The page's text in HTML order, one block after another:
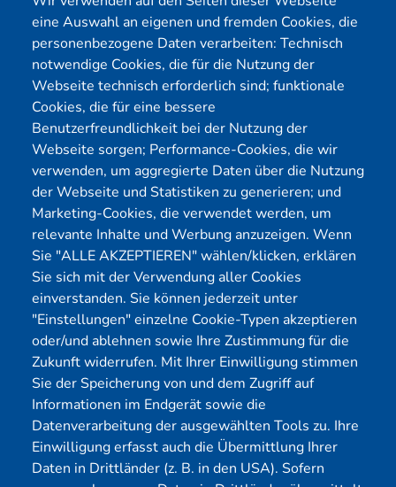
eine Auswahl an eigenen und fremden Cookies, die
personenbezogene Daten verarbeiten: Technisch
notwendige Cookies, die für die Nutzung der
Webseite technisch erforderlich sind; funktionale
Cookies, die für eine bessere
Benutzerfreundlichkeit bei der Nutzung der
Webseite sorgen; Performance-Cookies, die wir
verwenden, um aggregierte Daten über die Nutzung
der Webseite und Statistiken zu generieren; und
Marketing-Cookies, die verwendet werden, um
relevante Inhalte und Werbung anzuzeigen. Wenn
Sie "ALLE AKZEPTIEREN" wählen/klicken, erklären
Sie sich mit der Verwendung aller Cookies
einverstanden. Sie können jederzeit unter
"Einstellungen" einzelne Cookie-Typen akzeptieren
oder/und ablehnen sowie Ihre Zustimmung für die
Zukunft widerrufen. Mit Ihrer Einwilligung stimmen
Sie der Speicherung von und dem Zugriff auf
Informationen im Endgerät sowie die
Datenverarbeitung der ausgewählten Tools zu. Ihre
Einwilligung erfasst auch die Übermittlung Ihrer
Daten in Drittländer (z. B. in den USA). Sofern
Telefon:0231 39814905
E-Mail:
info@yekta-it.de
(Mo.-Fr.9-17 Uhr)
Menü
Cybersecurity
Pentest Anbieter
Pentest Kosten Rechner
KMU CyberRisikoCheck
OT-Security
Physical Pentest
Über uns
Förderungen
Kontakt
Blog
Karriere
Datenschutz
Impressum
Mitglied